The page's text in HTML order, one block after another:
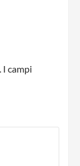
I campi